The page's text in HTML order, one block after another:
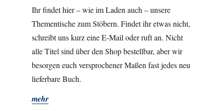
Ihr findet hier – wie im Laden auch – unsere
Thementische zum Stöbern. Findet ihr etwas nicht,
schreibt uns kurz eine E-Mail oder ruft an. Nicht
alle Titel sind über den Shop bestellbar, aber wir
besorgen euch versprochener Maßen fast jedes neu
lieferbare Buch.
mehr